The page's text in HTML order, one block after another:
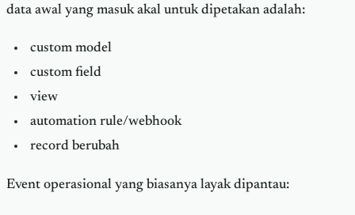
data awal yang masuk akal untuk dipetakan adalah:
custom model
custom field
view
automation rule/webhook
record berubah
Event operasional yang biasanya layak dipantau: